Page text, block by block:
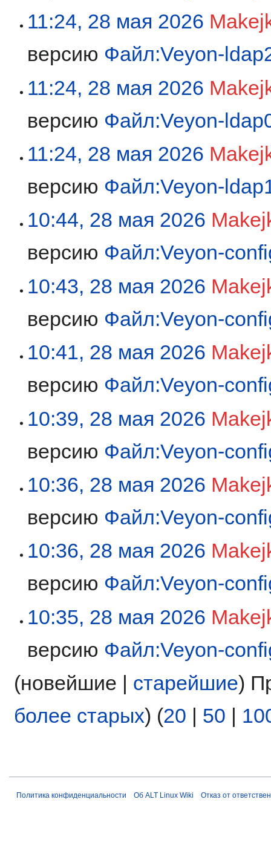
11:24, 28 мая 2026
версию Файл:Veyon-
11:24, 28 мая 2026
версию Файл:Veyon-
11:24, 28 мая 2026
версию Файл:Veyon-
10:44, 28 мая 2026
версию Файл:Veyon-
10:43, 28 мая 2026
версию Файл:Veyon-
10:41, 28 мая 2026
версию Файл:Veyon-
10:39, 28 мая 2026
версию Файл:Veyon-
10:36, 28 мая 2026
версию Файл:Veyon-
10:36, 28 мая 2026
версию Файл:Veyon-
10:35, 28 мая 2026
версию Файл:Veyon-
(новейшие | старейшие)
более старых) (20 | 50 |
Политика конфиденциальности Об ALT Linux Wiki Отказ от